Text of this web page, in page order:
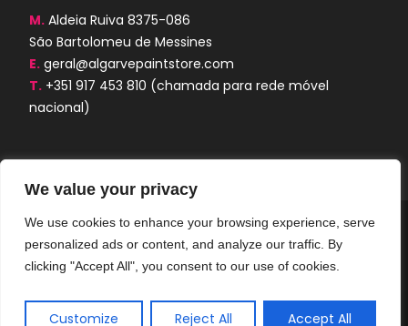
We value your privacy
We use cookies to enhance your browsing experience, serve
personalized ads or content, and analyze our traffic. By
clicking "Accept All", you consent to our use of cookies.
Customize Reject All Accept All
M. Aldeia Ruiva 8375-086
São Bartolomeu de Messines
E. geral@algarvepaintstore.com
T. +351 917 453 810 (chamada para rede móvel
nacional)
Algarve Paint Store © 2024. Todos os
direitos reservados. Desenvolvido por
AORUBRO.PT